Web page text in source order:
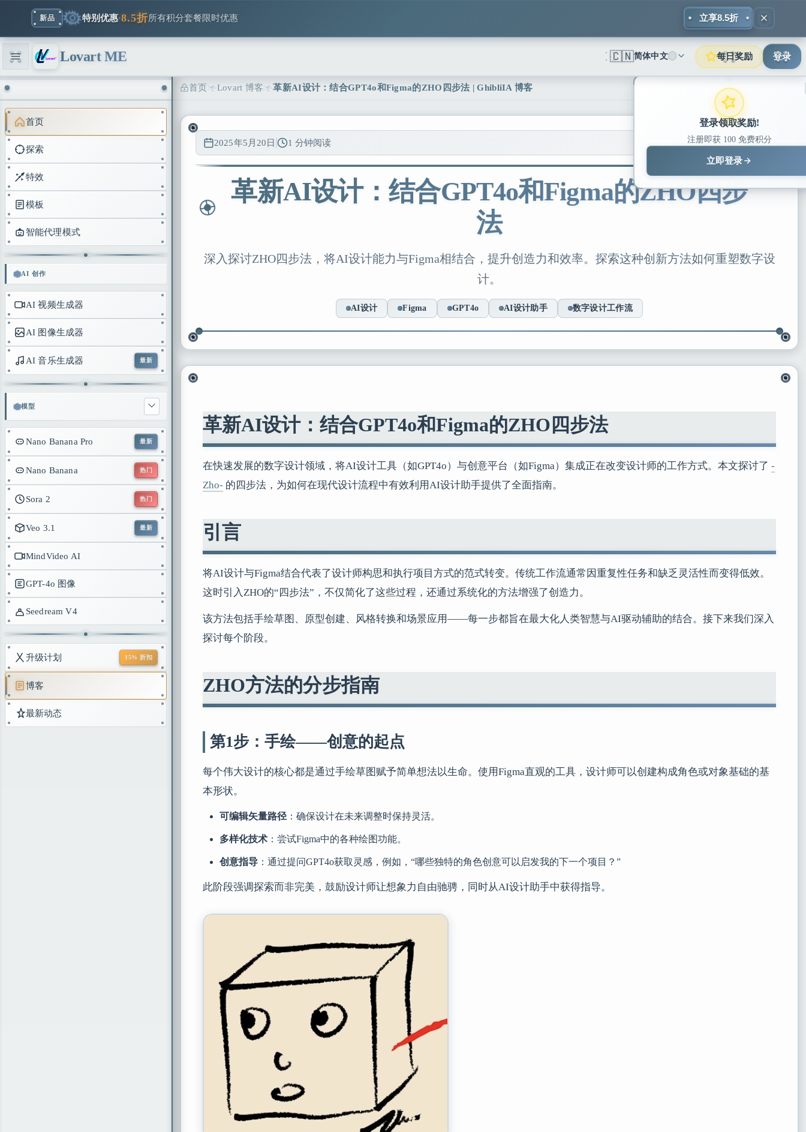
新品 特别优惠·8.5折所有积分套餐限时优惠 立享8.5折
Lovart ME 🇨🇳简体中文 每日奖励 登录
登录领取奖励!
注册即获 100 免费积分
立即登录
首页
探索
特效
模板
智能代理模式
AI 创作
AI 视频生成器
AI 图像生成器
AI 音乐生成器 最新
模型
Nano Banana Pro 最新
Nano Banana 热门
Sora 2 热门
Veo 3.1 最新
MindVideo AI
GPT-4o 图像
Seedream V4
升级计划 15% 折扣
博客
最新动态
首页 Lovart 博客 革新AI设计：结合GPT4o和Figma的ZHO四步法 | GhibliIA 博客
2025年5月20日 1 分钟阅读
革新AI设计：结合GPT4o和Figma的ZHO四步
法
深入探讨ZHO四步法，将AI设计能力与Figma相结合，提升创造力和效率。探索这种创新方法如何重塑数字设
计。
AI设计 Figma GPT4o AI设计助手 数字设计工作流
革新AI设计：结合GPT4o和Figma的ZHO四步法
在快速发展的数字设计领域，将AI设计工具（如GPT4o）与创意平台（如Figma）集成正在改变设计师的工作方式。本文探讨了 -
Zho- 的四步法，为如何在现代设计流程中有效利用AI设计助手提供了全面指南。
引言
将AI设计与Figma结合代表了设计师构思和执行项目方式的范式转变。传统工作流通常因重复性任务和缺乏灵活性而变得低效。
这时引入ZHO的“四步法”，不仅简化了这些过程，还通过系统化的方法增强了创造力。
该方法包括手绘草图、原型创建、风格转换和场景应用——每一步都旨在最大化人类智慧与AI驱动辅助的结合。接下来我们深入
探讨每个阶段。
ZHO方法的分步指南
第1步：手绘——创意的起点
每个伟大设计的核心都是通过手绘草图赋予简单想法以生命。使用Figma直观的工具，设计师可以创建构成角色或对象基础的基
本形状。
可编辑矢量路径 ：确保设计在未来调整时保持灵活。
多样化技术 ：尝试Figma中的各种绘图功能。
创意指导 ：通过提问GPT4o获取灵感，例如，“哪些独特的角色创意可以启发我的下一个项目？”
此阶段强调探索而非完美，鼓励设计师让想象力自由驰骋，同时从AI设计助手中获得指导。